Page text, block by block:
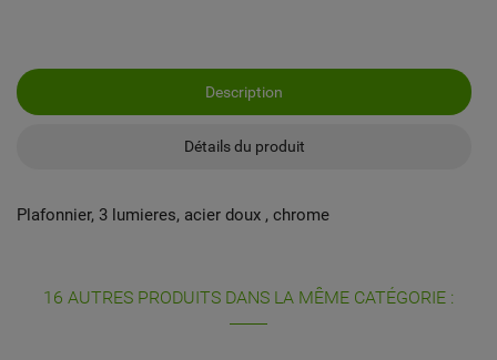
Description
Détails du produit
Plafonnier, 3 lumieres, acier doux , chrome
16 AUTRES PRODUITS DANS LA MÊME CATÉGORIE :